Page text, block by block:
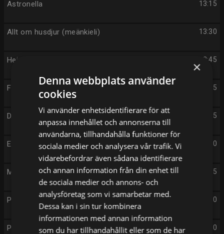
13:15
Astronella
13:30
Allt om husdjur (meänkieli)
13:45
Heidi
14:05
Farmarligan
14:15
Det hemsökta huset
14:40
Elefantprinsessan
15:05
Mustangs FC
15:30
Pinsamheter
15:50
Piratöarna
×
Denna webbplats använder
cookies
Vi använder enhetsidentifierare för att
anpassa innehållet och annonserna till
användarna, tillhandahålla funktioner för
sociala medier och analysera vår trafik. Vi
vidarebefordrar även sådana identifierare
och annan information från din enhet till
de sociala medier och annons- och
analysföretag som vi samarbetar med.
Dessa kan i sin tur kombinera
informationen med annan information
som du har tillhandahållit eller som de har